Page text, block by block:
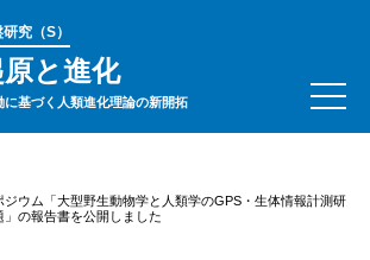
究（S）
と進化
に基づく人類進化理論の新開拓
ウム「大型野生動物学と人類学のGPS・生体情報計測研
の報告書を公開しました